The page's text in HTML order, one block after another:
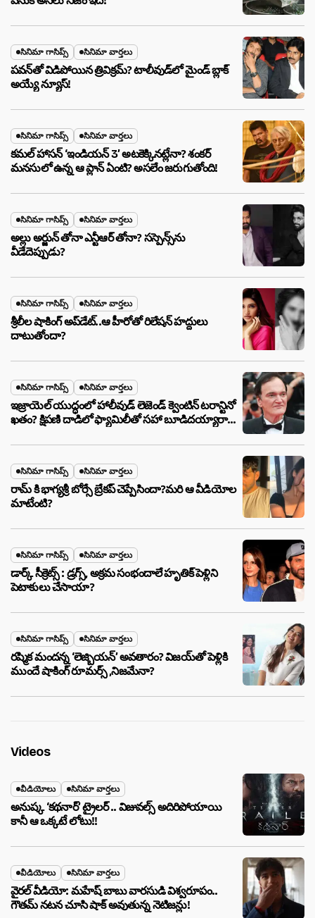
సినిమా గాసిప్స్ సినిమా వార్తలు
పవన్‌తో విడిపోయిన త్రివిక్రమ్? టాలీవుడ్‌లో మైండ్ బ్లాక్
అయ్యే న్యూస్!
సినిమా గాసిప్స్ సినిమా వార్తలు
కమల్ హాసన్ ‘ఇండియన్ 3’ అటకెక్కినట్లేనా? శంకర్
మనసులో ఉన్న ఆ ప్లాన్ ఏంటి? అసలేం జరుగుతోంది!
సినిమా గాసిప్స్ సినిమా వార్తలు
అల్లు అర్జున్ తోనా ఎన్టీఆర్ తోనా? సస్పెన్స్‌ను
వీడేదెప్పుడు?
సినిమా గాసిప్స్ సినిమా వార్తలు
శ్రీలీల షాకింగ్ అప్‌డేట్..ఆ హీరోతో రిలేషన్ హద్దులు
దాటుతోందా?
సినిమా గాసిప్స్ సినిమా వార్తలు
ఇజ్రాయెల్ యుద్ధంలో హాలీవుడ్ లెజెండ్ క్వెంటిన్ టరాన్టినో
ఖతం? క్షిపణి దాడిలో ఫ్యామిలీతో సహా బూడిదయ్యారా?
సినిమా గాసిప్స్ సినిమా వార్తలు
రామ్ కి భాగ్యశ్రీ బోర్సే బ్రేకప్ చెప్పేసిందా?మరి ఆ వీడియోల
మాటేంటి?
సినిమా గాసిప్స్ సినిమా వార్తలు
డార్క్ సీక్రెట్స్ : డ్రగ్స్, అక్రమ సంభందాలే హృతిక్ పెళ్లిని
పెటాకులు చేసాయా?
సినిమా గాసిప్స్ సినిమా వార్తలు
రష్మిక మందన్న ‘లెజ్బియన్’ అవతారం? విజయ్‌తో పెళ్లికి
ముందే షాకింగ్ రూమర్స్ ,నిజమేనా?
Videos
వీడియోలు సినిమా వార్తలు
అనుష్క ‘కథనార్’ ట్రైలర్ .. విజువల్స్ అదిరిపోయాయి
కానీ ఆ ఒక్కటే లోటు!!
వీడియోలు సినిమా వార్తలు
వైరల్ వీడియో: మహేష్ బాబు వారసుడి విశ్వరూపం..
గౌతమ్ నటన చూసి షాక్ అవుతున్న నెటిజన్లు!